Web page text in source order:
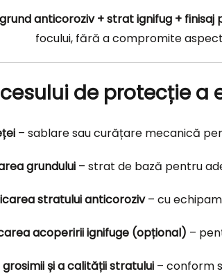
grund anticoroziv + strat ignifug + finisaj
focului, fără a compromite
de protecție a
– sablare sau curățare mecanică
grundului– strat de bază pentru
stratului anticoroziv– cu
acoperirii ignifuge (opțional) –
și a calității stratului– conform